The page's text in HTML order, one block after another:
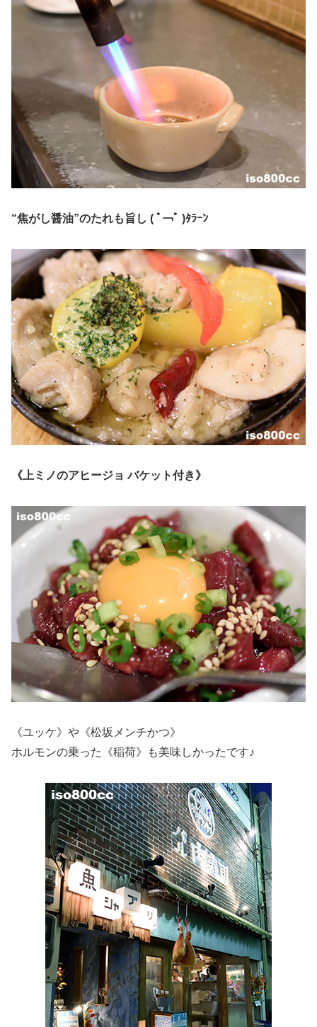
“焦がし醤油”のたれも旨し ( ﾟ￢ﾟ )ﾀﾗｰﾝ
《上ミノのアヒージョ バケット付き》
《ユッケ》や《松坂メンチかつ》
ホルモンの乗った《稲荷》も美味しかったです♪